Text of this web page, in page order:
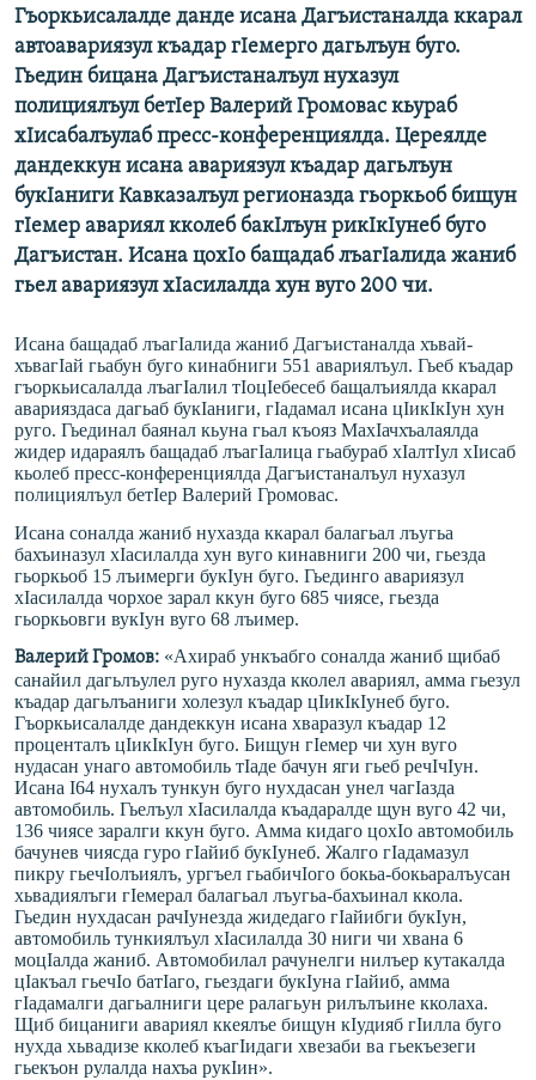
Все сайты РСЕ/РС
Гъоркьисалалде данде исана Дагъистаналда ккарал
автоавариязул къадар гIемерго дагьлъун буго.
Гьедин бицана Дагъистаналъул нухазул
полициялъул бетIер Валерий Громовас кьураб
хIисабалъулаб пресс-конференциялда. Цереялде
дандеккун исана авариязул къадар дагьлъун
букIаниги Кавказалъул регионазда гьоркьоб бищун
гIемер авариял кколеб бакIлъун рикIкIунеб буго
Дагъистан. Исана цохIо бащадаб лъагIалида жаниб
гьел авариязул хIасилалда хун вуго 200 чи.
Исана бащадаб лъагIалида жаниб Дагъистаналда хъвай-
хъвагIай гьабун буго кинабниги 551 авариялъул. Гьеб къадар
гъоркьисалалда лъагIалил тIоцIебесеб бащалъиялда ккарал
аварияздаса дагьаб букIаниги, гIадамал исана цIикIкIун хун
руго. Гьединал баянал кьуна гьал къояз МахIачхъалаялда
жидер идараялъ бащадаб лъагIалица гьабураб хIалтIул хIисаб
кьолеб пресс-конференциялда Дагъистаналъул нухазул
полициялъул бетIер Валерий Громовас.
Исана соналда жаниб нухазда ккарал балагьал лъугьа
бахъиназул хIасилалда хун вуго кинавниги 200 чи, гьезда
гьоркьоб 15 лъимерги букIун буго. Гьединго авариязул
хIасилалда чорхое зарал ккун буго 685 чиясе, гьезда
гьоркьовги вукIун вуго 68 лъимер.
Валерий Громов: «Ахираб ункъабго соналда жаниб щибаб
санайил дагьлъулел руго нухазда кколел авариял, амма гьезул
къадар дагьлъаниги холезул къадар цIикIкIунеб буго.
Гъоркьисалалде дандеккун исана хваразул къадар 12
проценталъ цIикIкIун буго. Бищун гIемер чи хун вуго
нудасан унаго автомобиль тIаде бачун яги гьеб речIчIун.
Исана I64 нухалъ тункун буго нухдасан унел чагIазда
автомобиль. Гьелъул хIасилалда къадаралде щун вуго 42 чи,
136 чиясе заралги ккун буго. Амма кидаго цохIо автомобиль
бачунев чиясда гуро гIайиб букIунеб. Жалго гIадамазул
пикру гьечIолъиялъ, ургъел гьабичIого бокьа-бокьаралъусан
хьвадиялъги гIемерал балагьал лъугьа-бахъинал ккола.
Гьедин нухдасан рачIунезда жидедаго гIайибги букIун,
автомобиль тункиялъул хIасилалда 30 ниги чи хвана 6
моцIалда жаниб. Автомобилал рачунелги нилъер кутакалда
цIакъал гьечIо батIаго, гьездаги букIуна гIайиб, амма
гIадамалги дагьалниги цере ралагьун рилълъине кколаха.
Щиб бицаниги авариял ккеялъе бищун кIудияб гIилла буго
нухда хьвадизе кколеб къагIидаги хвезаби ва гьекъезеги
гьекъон рулалда нахъа рукIин».